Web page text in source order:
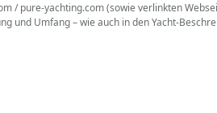
/ pure-yachting.com (sowie verlinkten
und Umfang – wie auch in den Yacht-